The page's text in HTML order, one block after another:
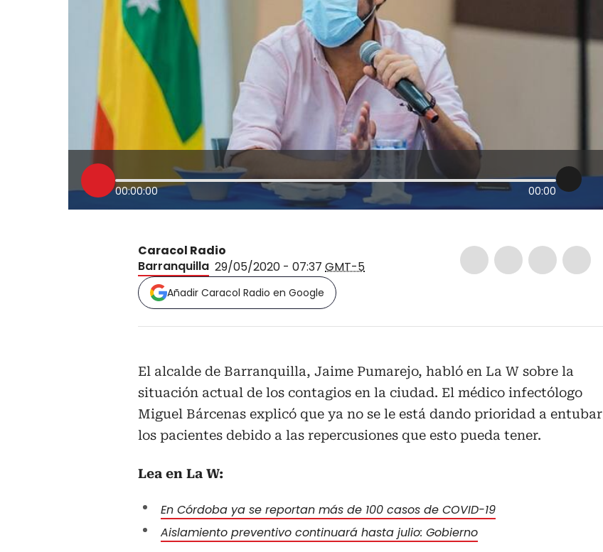
00:00:00 00:00
Caracol Radio
Barranquilla 29/05/2020 - 07:37 GMT-5
Añadir Caracol Radio en Google
El alcalde de Barranquilla, Jaime Pumarejo, habló en La W sobre la
situación actual de los contagios en la ciudad. El médico infectólogo
Miguel Bárcenas explicó que ya no se le está dando prioridad a entubar
los pacientes debido a las repercusiones que esto pueda tener.
Lea en La W:
En Córdoba ya se reportan más de 100 casos de COVID-19
Aislamiento preventivo continuará hasta julio: Gobierno